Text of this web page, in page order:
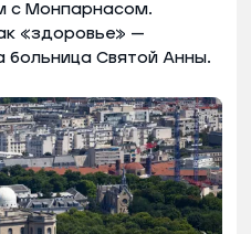
с Монпарнасом.
«здоровье» —
больница Святой Анны.